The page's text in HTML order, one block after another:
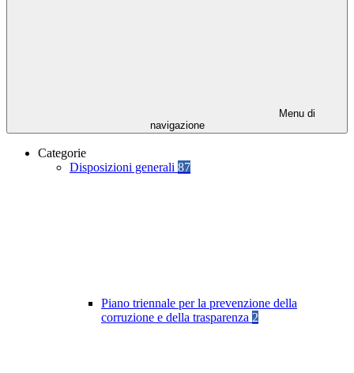
Menu di
navigazione
Categorie
Disposizioni generali 87
Piano triennale per la prevenzione della
corruzione e della trasparenza 2